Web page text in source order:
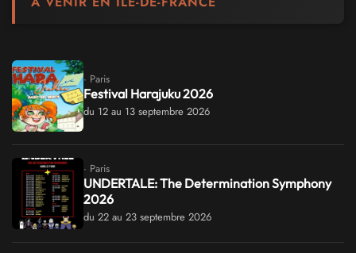
· Paris
Festival Harajuku 2026
du 12 au 13 septembre 2026
· Paris
UNDERTALE: The Determination Symphony
2026
du 22 au 23 septembre 2026